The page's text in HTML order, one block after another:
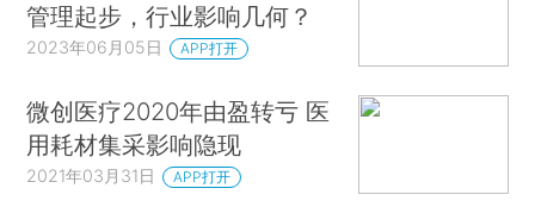
管理起步，行业影响几何？
2023年06月05日 APP打开
微创医疗2020年由盈转亏 医
用耗材集采影响隐现
2021年03月31日 APP打开